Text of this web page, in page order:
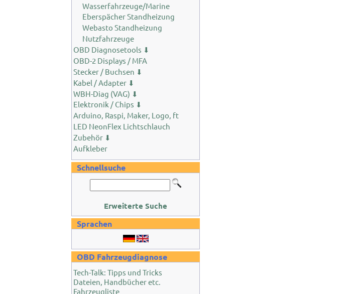
Wasserfahrzeuge/Marine
Eberspächer Standheizung
Webasto Standheizung
Nutzfahrzeuge
OBD Diagnosetools ⬇
OBD-2 Displays / MFA
Stecker / Buchsen ⬇
Kabel / Adapter ⬇
WBH-Diag (VAG) ⬇
Elektronik / Chips ⬇
Arduino, Raspi, Maker, Logo, ft
LED NeonFlex Lichtschlauch
Zubehör ⬇
Aufkleber
Schnellsuche
Erweiterte Suche
Sprachen
OBD Fahrzeugdiagnose
Tech-Talk: Tipps und Tricks
Dateien, Handbücher etc.
Fahrzeugliste